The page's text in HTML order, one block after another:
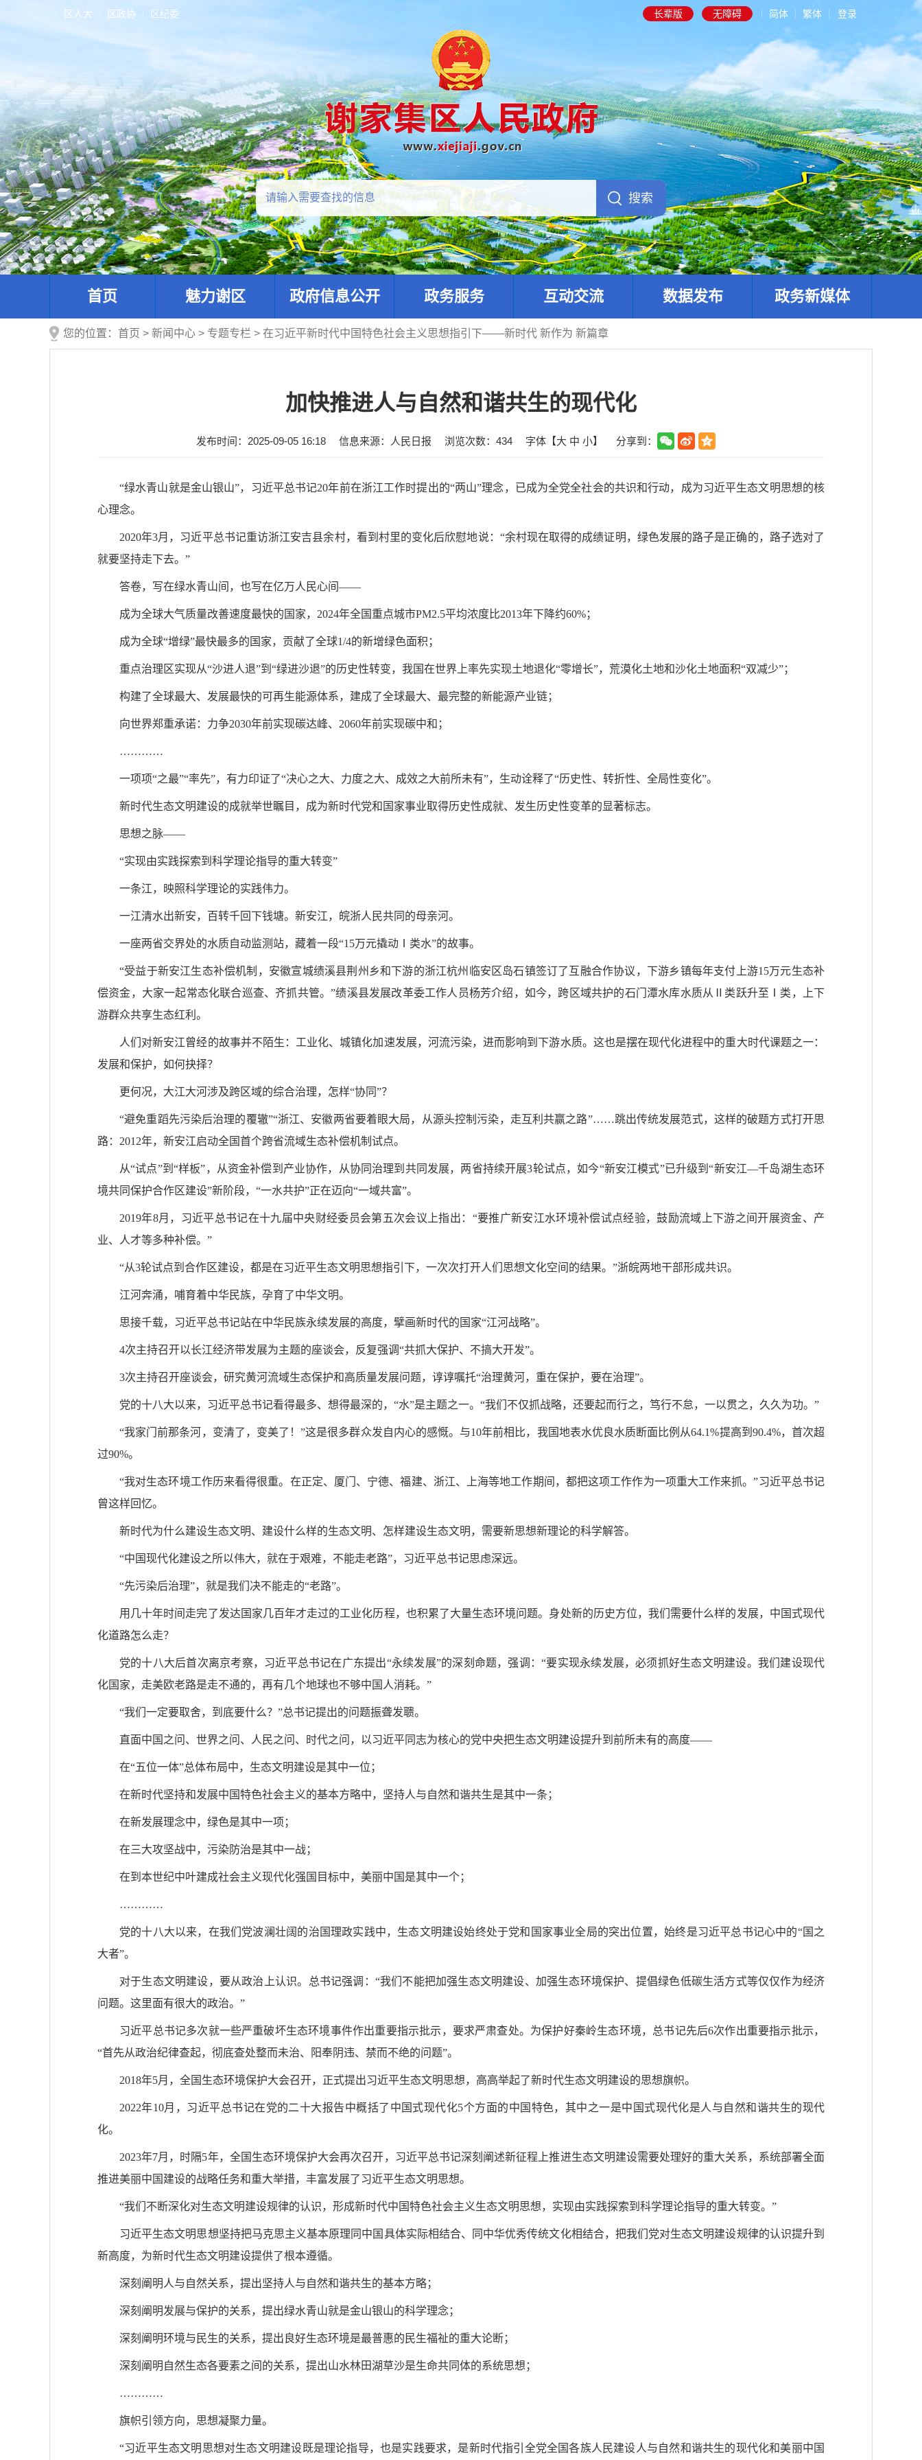
区人大 区政协 区纪委 长辈版 无障碍 简体 繁体 登录
首页 魅力谢区 政府信息公开 政务服务 互动交流 数据发布 政务新媒体
您的位置： 首页 > 新闻中心 > 专题专栏 > 在习近平新时代中国特色社会主义思想指引下——新时代 新作为 新篇章
加快推进人与自然和谐共生的现代化
发布时间：2025-09-05 16:18 信息来源：人民日报 浏览次数： 434 字体【大 中 小】 分享到：
“绿水青山就是金山银山”，习近平总书记20年前在浙江工作时提出的“两山”理念，已成为全党全社会的共识和行动，成为习近平生态文明思想的核
心理念。
2020年3月，习近平总书记重访浙江安吉县余村，看到村里的变化后欣慰地说：“余村现在取得的成绩证明，绿色发展的路子是正确的，路子选对了
就要坚持走下去。”
答卷，写在绿水青山间，也写在亿万人民心间——
成为全球大气质量改善速度最快的国家，2024年全国重点城市PM2.5平均浓度比2013年下降约60%；
成为全球“增绿”最快最多的国家，贡献了全球1/4的新增绿色面积；
重点治理区实现从“沙进人退”到“绿进沙退”的历史性转变，我国在世界上率先实现土地退化“零增长”，荒漠化土地和沙化土地面积“双减少”；
构建了全球最大、发展最快的可再生能源体系，建成了全球最大、最完整的新能源产业链；
向世界郑重承诺：力争2030年前实现碳达峰、2060年前实现碳中和；
…………
一项项“之最”“率先”，有力印证了“决心之大、力度之大、成效之大前所未有”，生动诠释了“历史性、转折性、全局性变化”。
新时代生态文明建设的成就举世瞩目，成为新时代党和国家事业取得历史性成就、发生历史性变革的显著标志。
思想之脉——
“实现由实践探索到科学理论指导的重大转变”
一条江，映照科学理论的实践伟力。
一江清水出新安，百转千回下钱塘。新安江，皖浙人民共同的母亲河。
一座两省交界处的水质自动监测站，藏着一段“15万元撬动Ⅰ类水”的故事。
“受益于新安江生态补偿机制，安徽宣城绩溪县荆州乡和下游的浙江杭州临安区岛石镇签订了互融合作协议，下游乡镇每年支付上游15万元生态补
偿资金，大家一起常态化联合巡查、齐抓共管。”绩溪县发展改革委工作人员杨芳介绍，如今，跨区域共护的石门潭水库水质从Ⅱ类跃升至Ⅰ类，上下
游群众共享生态红利。
人们对新安江曾经的故事并不陌生：工业化、城镇化加速发展，河流污染，进而影响到下游水质。这也是摆在现代化进程中的重大时代课题之一：
发展和保护，如何抉择？
更何况，大江大河涉及跨区域的综合治理，怎样“协同”？
“避免重蹈先污染后治理的覆辙”“浙江、安徽两省要着眼大局，从源头控制污染，走互利共赢之路”……跳出传统发展范式，这样的破题方式打开思
路：2012年，新安江启动全国首个跨省流域生态补偿机制试点。
从“试点”到“样板”，从资金补偿到产业协作，从协同治理到共同发展，两省持续开展3轮试点，如今“新安江模式”已升级到“新安江—千岛湖生态环
境共同保护合作区建设”新阶段，“一水共护”正在迈向“一域共富”。
2019年8月，习近平总书记在十九届中央财经委员会第五次会议上指出：“要推广新安江水环境补偿试点经验，鼓励流域上下游之间开展资金、产
业、人才等多种补偿。”
“从3轮试点到合作区建设，都是在习近平生态文明思想指引下，一次次打开人们思想文化空间的结果。”浙皖两地干部形成共识。
江河奔涌，哺育着中华民族，孕育了中华文明。
思接千载，习近平总书记站在中华民族永续发展的高度，擘画新时代的国家“江河战略”。
4次主持召开以长江经济带发展为主题的座谈会，反复强调“共抓大保护、不搞大开发”。
3次主持召开座谈会，研究黄河流域生态保护和高质量发展问题，谆谆嘱托“治理黄河，重在保护，要在治理”。
党的十八大以来，习近平总书记看得最多、想得最深的，“水”是主题之一。“我们不仅抓战略，还要起而行之，笃行不怠，一以贯之，久久为功。”
“我家门前那条河，变清了，变美了！”这是很多群众发自内心的感慨。与10年前相比，我国地表水优良水质断面比例从64.1%提高到90.4%，首次超
过90%。
“我对生态环境工作历来看得很重。在正定、厦门、宁德、福建、浙江、上海等地工作期间，都把这项工作作为一项重大工作来抓。”习近平总书记
曾这样回忆。
新时代为什么建设生态文明、建设什么样的生态文明、怎样建设生态文明，需要新思想新理论的科学解答。
“中国现代化建设之所以伟大，就在于艰难，不能走老路”，习近平总书记思虑深远。
“先污染后治理”，就是我们决不能走的“老路”。
用几十年时间走完了发达国家几百年才走过的工业化历程，也积累了大量生态环境问题。身处新的历史方位，我们需要什么样的发展，中国式现代
化道路怎么走？
党的十八大后首次离京考察，习近平总书记在广东提出“永续发展”的深刻命题，强调：“要实现永续发展，必须抓好生态文明建设。我们建设现代
化国家，走美欧老路是走不通的，再有几个地球也不够中国人消耗。”
“我们一定要取舍，到底要什么？”总书记提出的问题振聋发聩。
直面中国之问、世界之问、人民之问、时代之问，以习近平同志为核心的党中央把生态文明建设提升到前所未有的高度——
在“五位一体”总体布局中，生态文明建设是其中一位；
在新时代坚持和发展中国特色社会主义的基本方略中，坚持人与自然和谐共生是其中一条；
在新发展理念中，绿色是其中一项；
在三大攻坚战中，污染防治是其中一战；
在到本世纪中叶建成社会主义现代化强国目标中，美丽中国是其中一个；
…………
党的十八大以来，在我们党波澜壮阔的治国理政实践中，生态文明建设始终处于党和国家事业全局的突出位置，始终是习近平总书记心中的“国之
大者”。
对于生态文明建设，要从政治上认识。总书记强调：“我们不能把加强生态文明建设、加强生态环境保护、提倡绿色低碳生活方式等仅仅作为经济
问题。这里面有很大的政治。”
习近平总书记多次就一些严重破坏生态环境事件作出重要指示批示，要求严肃查处。为保护好秦岭生态环境，总书记先后6次作出重要指示批示，
“首先从政治纪律查起，彻底查处整而未治、阳奉阴违、禁而不绝的问题”。
2018年5月，全国生态环境保护大会召开，正式提出习近平生态文明思想，高高举起了新时代生态文明建设的思想旗帜。
2022年10月，习近平总书记在党的二十大报告中概括了中国式现代化5个方面的中国特色，其中之一是中国式现代化是人与自然和谐共生的现代
化。
2023年7月，时隔5年，全国生态环境保护大会再次召开，习近平总书记深刻阐述新征程上推进生态文明建设需要处理好的重大关系，系统部署全面
推进美丽中国建设的战略任务和重大举措，丰富发展了习近平生态文明思想。
“我们不断深化对生态文明建设规律的认识，形成新时代中国特色社会主义生态文明思想，实现由实践探索到科学理论指导的重大转变。”
习近平生态文明思想坚持把马克思主义基本原理同中国具体实际相结合、同中华优秀传统文化相结合，把我们党对生态文明建设规律的认识提升到
新高度，为新时代生态文明建设提供了根本遵循。
深刻阐明人与自然关系，提出坚持人与自然和谐共生的基本方略；
深刻阐明发展与保护的关系，提出绿水青山就是金山银山的科学理念；
深刻阐明环境与民生的关系，提出良好生态环境是最普惠的民生福祉的重大论断；
深刻阐明自然生态各要素之间的关系，提出山水林田湖草沙是生命共同体的系统思想；
…………
旗帜引领方向，思想凝聚力量。
“习近平生态文明思想对生态文明建设既是理论指导，也是实践要求，是新时代指引全党全国各族人民建设人与自然和谐共生的现代化和美丽中国